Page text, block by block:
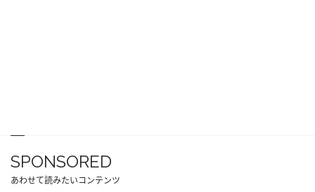
SPONSORED
あわせて読みたいコンテンツ